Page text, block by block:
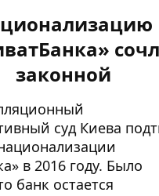
законной
суд Киева
в 2016 году. Было
банк остается